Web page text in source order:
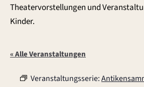
Theatervorstellungen und
Kinder.
« Alle Veranstaltungen
Veranstaltungsserie: